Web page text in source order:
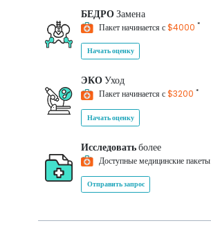
БЕДРОЗамена
Пакет начинается с$4000 *
Начать оценку
ЭКОУход
Пакет начинается с$3200 *
Начать оценку
Исследоватьболее
Доступные медицинские пакеты
Отправить запрос